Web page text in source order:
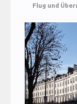
Flug und